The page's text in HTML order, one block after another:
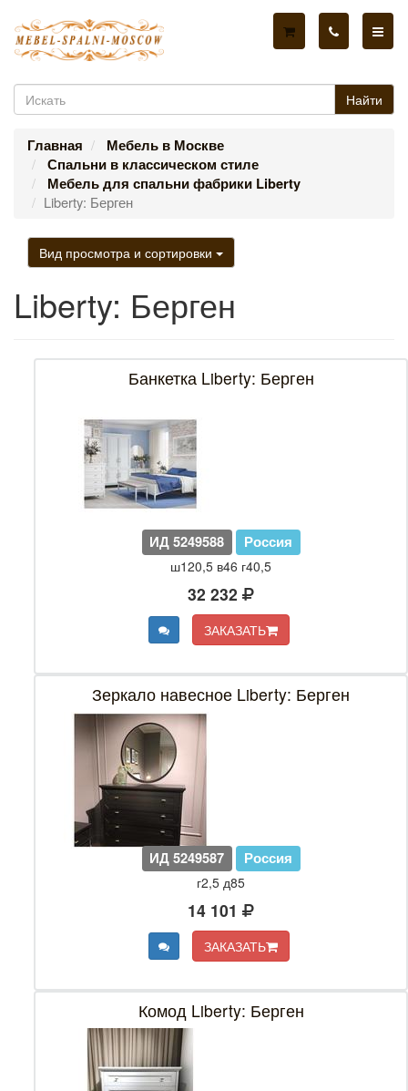
Найти
Главная
Мебель в Москве
Спальни в классическом стиле
Мебель для спальни фабрики Liberty
Liberty: Берген
Вид просмотра и сортировки
Liberty: Берген
Банкетка Liberty: Берген
ИД 5249588 Россия
ш120,5 в46 г40,5
32 232
ЗАКАЗАТЬ
Зеркало навесное Liberty: Берген
ИД 5249587 Россия
г2,5 д85
14 101
ЗАКАЗАТЬ
Комод Liberty: Берген